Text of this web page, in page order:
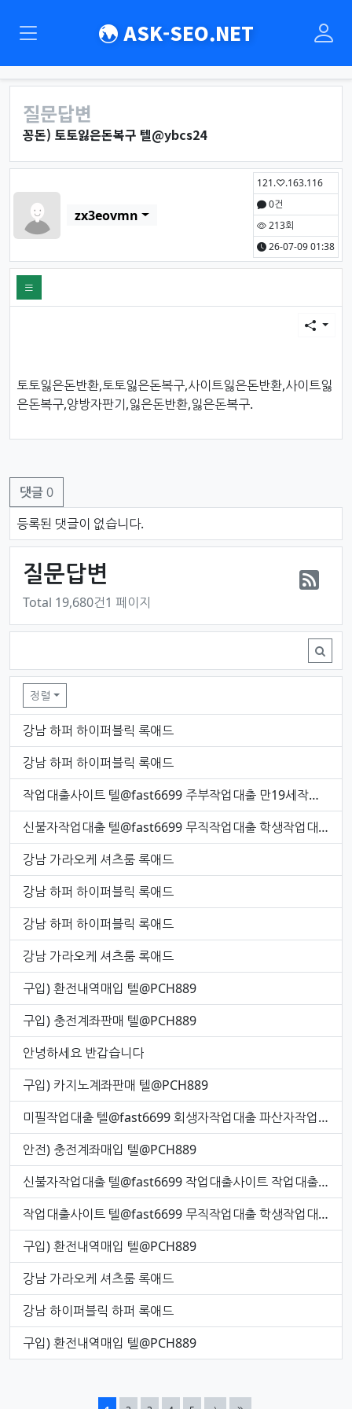
ASK-SEO.NET
질문답변
꽁돈) 토토잃은돈복구 텔@ybcs24
zx3eovmn
121.♡.163.116
0건
213회
26-07-09 01:38
토토잃은돈반환,토토잃은돈복구,사이트잃은돈반환,사이트잃
은돈복구,양방자판기,잃은돈반환,잃은돈복구.
댓글0
댓글목록
등록된 댓글이 없습니다.
질문답변
Total 19,680건1 페이지
RSS
질문답변 목록
정렬
강남 하퍼 하이퍼블릭 록애드
강남 하퍼 하이퍼블릭 록애드
작업대출사이트 텔@fast6699 주부작업대출 만19세작업대출 저신용작업대출
신불자작업대출 텔@fast6699 무직작업대출 학생작업대출 작업대출하는곳
강남 가라오케 셔츠룸 록애드
강남 하퍼 하이퍼블릭 록애드
강남 하퍼 하이퍼블릭 록애드
강남 가라오케 셔츠룸 록애드
구입) 환전내역매입 텔@PCH889
구입) 충전계좌판매 텔@PCH889
안녕하세요 반갑습니다
구입) 카지노계좌판매 텔@PCH889
미필작업대출 텔@fast6699 회생자작업대출 파산자작업대출 신불자작업대출
안전) 충전계좌매입 텔@PCH889
신불자작업대출 텔@fast6699 작업대출사이트 작업대출후기 미필작업대출
작업대출사이트 텔@fast6699 무직작업대출 학생작업대출 작업대출하는곳
구입) 환전내역매입 텔@PCH889
강남 가라오케 셔츠룸 록애드
강남 하이퍼블릭 하퍼 록애드
구입) 환전내역매입 텔@PCH889